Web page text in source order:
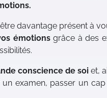
davantage présent à
émotionsgrâce à des
conscience de soi et,
examen, passer un